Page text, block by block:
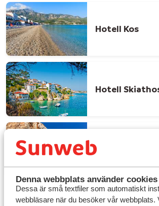
Denna webbplats använder cookies
Dessa är små textfiler som automatiskt
webbläsare när du besöker vår webbplats.
Hotell Kos
Hotell
Hotell